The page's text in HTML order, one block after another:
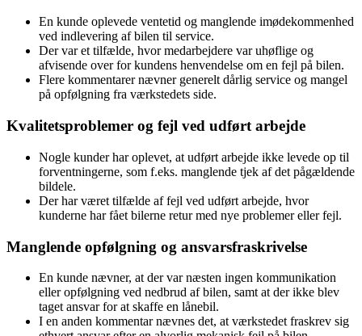
En kunde oplevede ventetid og manglende imødekommenhed
ved indlevering af bilen til service.
Der var et tilfælde, hvor medarbejdere var uhøflige og
afvisende over for kundens henvendelse om en fejl på bilen.
Flere kommentarer nævner generelt dårlig service og mangel
på opfølgning fra værkstedets side.
Kvalitetsproblemer og fejl ved udført arbejde
Nogle kunder har oplevet, at udført arbejde ikke levede op til
forventningerne, som f.eks. manglende tjek af det pågældende
bildele.
Der har været tilfælde af fejl ved udført arbejde, hvor
kunderne har fået bilerne retur med nye problemer eller fejl.
Manglende opfølgning og ansvarsfraskrivelse
En kunde nævner, at der var næsten ingen kommunikation
eller opfølgning ved nedbrud af bilen, samt at der ikke blev
taget ansvar for at skaffe en lånebil.
I en anden kommentar nævnes det, at værkstedet fraskrev sig